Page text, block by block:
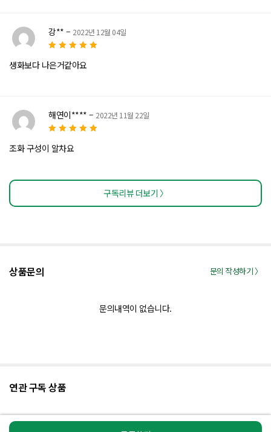
5
평가됨
강** – 2022년 12월 04일
생화보다 나은거같아요
평가됨
해연이**** – 2022년 11월 22일
조화 구성이 알차요
구독리뷰 더보기 〉
상품문의 문의 작성하기 〉
문의내역이 없습니다.
연관 구독 상품